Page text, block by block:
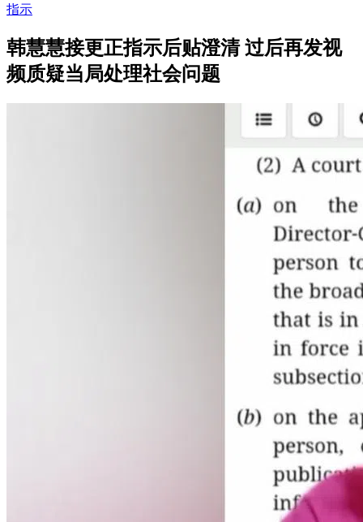
指示
韩慧慧接更正指示后贴澄清 过后再发视
频质疑当局处理社会问题